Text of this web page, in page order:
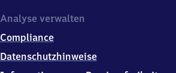
4
8
9
Analyse verwalten
Compliance
Datenschutzhinweise